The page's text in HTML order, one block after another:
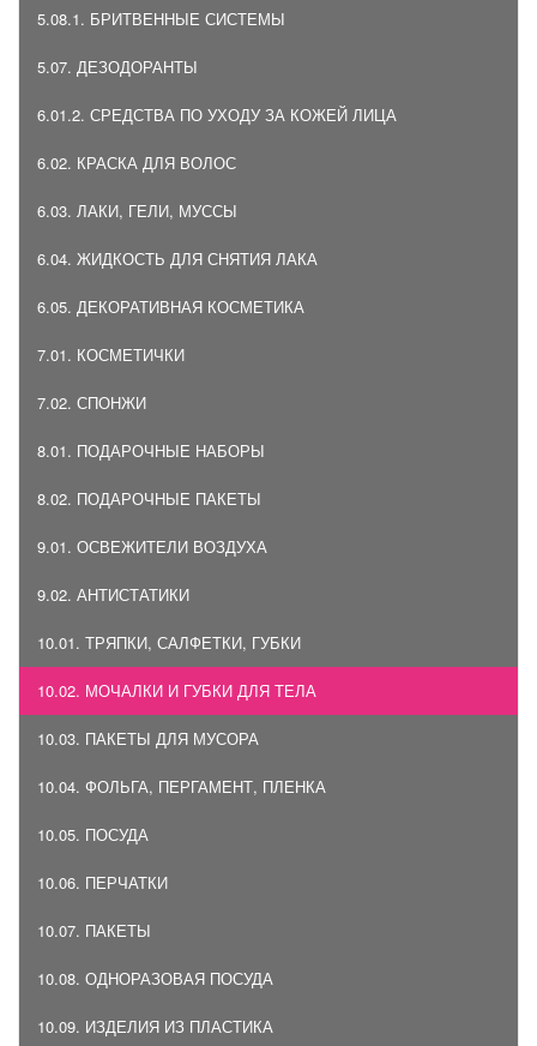
5.08.1. БРИТВЕННЫЕ СИСТЕМЫ
5.07. ДЕЗОДОРАНТЫ
6.01.2. СРЕДСТВА ПО УХОДУ ЗА КОЖЕЙ ЛИЦА
6.02. КРАСКА ДЛЯ ВОЛОС
6.03. ЛАКИ, ГЕЛИ, МУССЫ
6.04. ЖИДКОСТЬ ДЛЯ СНЯТИЯ ЛАКА
6.05. ДЕКОРАТИВНАЯ КОСМЕТИКА
7.01. КОСМЕТИЧКИ
7.02. СПОНЖИ
8.01. ПОДАРОЧНЫЕ НАБОРЫ
8.02. ПОДАРОЧНЫЕ ПАКЕТЫ
9.01. ОСВЕЖИТЕЛИ ВОЗДУХА
9.02. АНТИСТАТИКИ
10.01. ТРЯПКИ, САЛФЕТКИ, ГУБКИ
10.02. МОЧАЛКИ И ГУБКИ ДЛЯ ТЕЛА
10.03. ПАКЕТЫ ДЛЯ МУСОРА
10.04. ФОЛЬГА, ПЕРГАМЕНТ, ПЛЕНКА
10.05. ПОСУДА
10.06. ПЕРЧАТКИ
10.07. ПАКЕТЫ
10.08. ОДНОРАЗОВАЯ ПОСУДА
10.09. ИЗДЕЛИЯ ИЗ ПЛАСТИКА